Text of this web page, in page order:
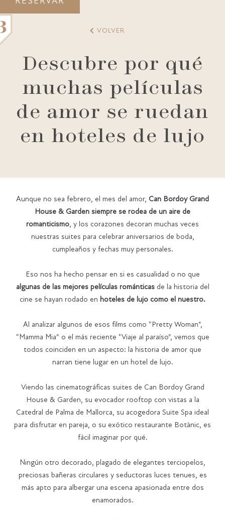
GRAND HOUSE
ALOJAMIENTO
GASTRONOMÍA
SPA
BONOS REGALO
PALMA
GALERÍA
AWARDS
CONTACTO
VOLVER
Descubre por qué
muchas películas
de amor se ruedan
en hoteles de lujo
Aunque no sea febrero, el mes del amor, Can Bordoy Grand
House & Garden siempre se rodea de un aire de
romanticismo, y los corazones decoran muchas veces
nuestras suites para celebrar aniversarios de boda,
cumpleaños y fechas muy personales.
Eso nos ha hecho pensar en si es casualidad o no que
algunas de las mejores películas románticasde la historia del
cine se hayan rodado en hoteles de lujo como el nuestro.
Al analizar algunos de esos films como “Pretty Woman”,
“Mamma Mia” o el más reciente “Viaje al paraíso”, vemos que
todos coinciden en un aspecto: la historia de amor que
narran tiene lugar en un hotel de lujo.
Viendo las cinematográficas suites de Can Bordoy Grand
House & Garden, su evocador rooftop con vistas a la
Catedral de Palma de Mallorca, su acogedora Suite Spa ideal
para disfrutar en pareja, o su exótico restaurante Botànic, es
fácil imaginar por qué.
Ningún otro decorado, plagado de elegantes terciopelos,
preciosas bañeras circulares y seductoras luces tenues, es
más apto para albergar una escena apasionada entre dos
enamorados.